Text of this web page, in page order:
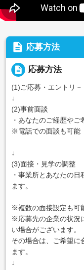
description 応募方法
description 応募方法
(1)ご応募・エントリ－
↓
(2)事前面談
・あなたのご経歴やご
※電話での面談も可能
↓
(3)面接・見学の調整
・事業所とあなたの
ます。
※複数の面接設定も可
※応募先の企業の状況
い場合がございます。
その場合は、ご希望に
ます。
↓